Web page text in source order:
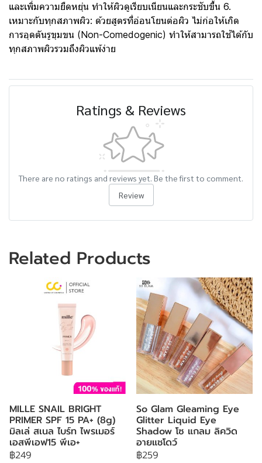
และเพิ่มความยืดหยุ่น ทําให้ผิวดูเรียบเนียนและกระชับขึ้น 6.
เหมาะกับทุกสภาพผิว: ด้วยสูตรที่อ่อนโยนต่อผิว ไม่ก่อให้เกิด
การอุดตันรูขุมขน (Non-Comedogenic) ทําให้สามารถใช้ได้กับ
ทุกสภาพผิวรวมถึงผิวแพ้ง่าย
Ratings & Reviews
There are no ratings and reviews yet. Be the first to comment.
Review
Related Products
MILLE SNAIL BRIGHT
PRIMER SPF 15 PA+ (8g)
มิลเล่ สเนล ไบร์ท ไพรเมอร์
เอสพีเอฟ15 พีเอ+
฿249
So Glam Gleaming Eye
Glitter Liquid Eye
Shadow โซ แกลม ลิควิด
อายแชโดว์
฿259